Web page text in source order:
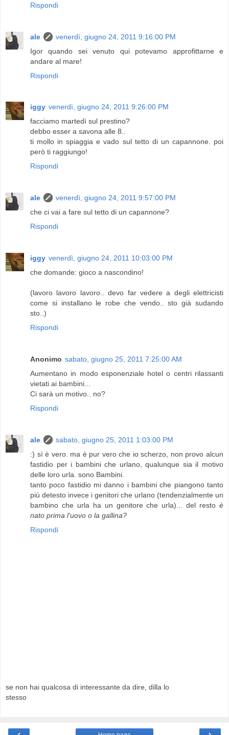
Rispondi
ale
venerdì, giugno 24, 2011 9:16:00 PM
Igor quando sei venuto qui potevamo approfittarne e
andare al mare!
Rispondi
iggy venerdì, giugno 24, 2011 9:26:00 PM
facciamo martedì sul prestino?
debbo esser a savona alle 8..
ti mollo in spiaggia e vado sul tetto di un capannone. poi
però ti raggiungo!
Rispondi
ale
venerdì, giugno 24, 2011 9:57:00 PM
che ci vai a fare sul tetto di un capannone?
Rispondi
iggy venerdì, giugno 24, 2011 10:03:00 PM
che domande: gioco a nascondino!
(lavoro lavoro lavoro.. devo far vedere a degli elettricisti
come si installano le robe che vendo.. sto già sudando
sto..)
Rispondi
Anonimo sabato, giugno 25, 2011 7:25:00 AM
Aumentano in modo esponenziale hotel o centri rilassanti
vietati ai bambini...
Ci sarà un motivo.. no?
Rispondi
ale
sabato, giugno 25, 2011 1:03:00 PM
:) sì è vero. ma è pur vero che io scherzo, non provo alcun
fastidio per i bambini che urlano, qualunque sia il motivo
delle loro urla. sono Bambini.
tanto poco fastidio mi danno i bambini che piangono tanto
più detesto invece i genitori che urlano (tendenzialmente un
bambino che urla ha un genitore che urla)... del resto è
nato prima l'uovo o la gallina?
Rispondi
se non hai qualcosa di interessante da dire, dilla lo
stesso